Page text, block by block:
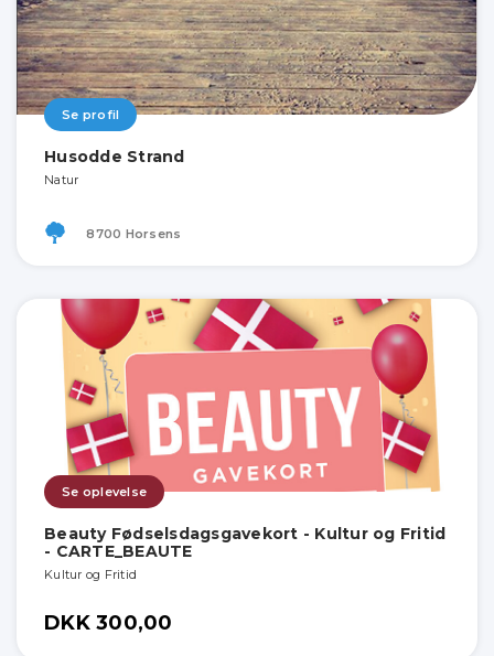
Se profil
Husodde Strand
Natur
8700 Horsens
Se oplevelse
Beauty Fødselsdagsgavekort - Kultur og Fritid
- CARTE_BEAUTE
Kultur og Fritid
DKK 300,00